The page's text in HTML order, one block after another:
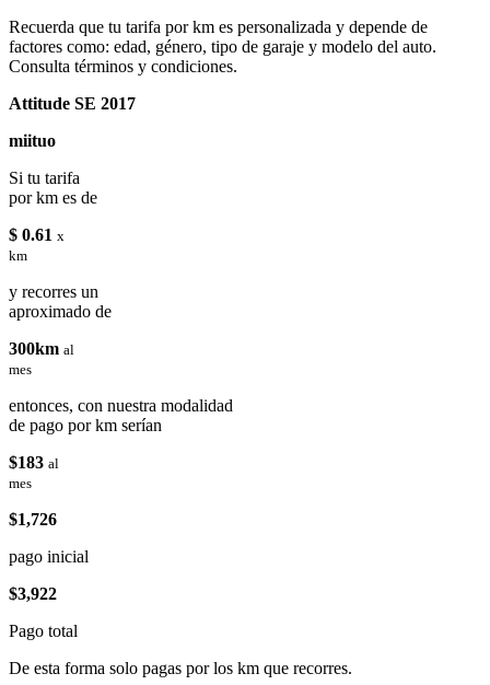
Recuerda que tu tarifa por km es personalizada y depende de
factores como: edad, género, tipo de garaje y modelo del auto.
Consulta términos y condiciones.
Attitude SE 2017
miituo
Si tu tarifa
por km es de
$ 0.61 x
km
y recorres un
aproximado de
300km al
mes
entonces, con nuestra modalidad
de pago por km serían
$183 al
mes
$1,726
pago inicial
$3,922
Pago total
De esta forma solo pagas por los km que recorres.